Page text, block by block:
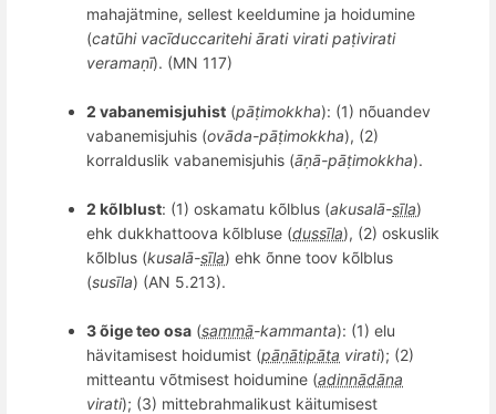
mahajätmine, sellest keeldumine ja hoidumine
(catūhi vacīduccaritehiārati virati paṭivirati
veramaṇī). (MN 117)
2 vabanemisjuhist (pāṭimokkha): (1) nõuandev
vabanemisjuhis (ovāda-pāṭimokkha), (2)
korralduslik vabanemisjuhis (āṇā-pāṭimokkha).
2 kõlblust: (1) oskamatu kõlblus (akusalā-sīla)
ehk dukkhattoova kõlbluse (dussīla), (2) oskuslik
kõlblus (kusalā-sīla) ehk õnne toov kõlblus
(susīla) (AN 5.213).
3 õige teo osa (sammā-kammanta): (1) elu
hävitamisest hoidumist (pāṇātipāta virati); (2)
mitteantu võtmisest hoidumine (adinnādāna
virati); (3) mittebrahmalikust käitumisest